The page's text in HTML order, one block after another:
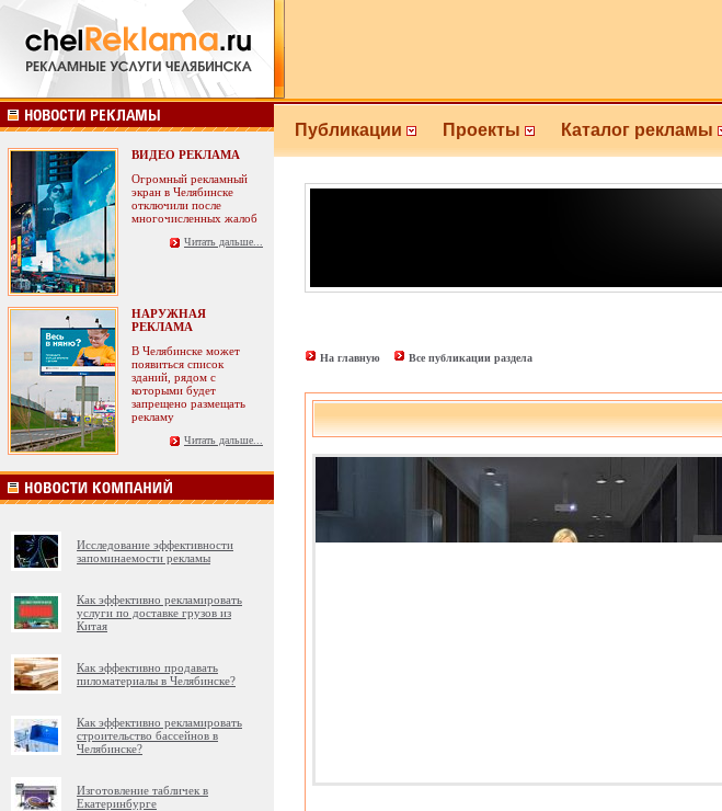
ВИДЕО РЕКЛАМА
Огромный рекламный
экран в Челябинске
отключили после
многочисленных жалоб
Читать дальше...
НАРУЖНАЯ
РЕКЛАМА
В Челябинске может
появиться список
зданий, рядом с
которыми будет
запрещено размещать
рекламу
Читать дальше...
Исследование эффективности
запоминаемости рекламы
Как эффективно рекламировать
услуги по доставке грузов из
Китая
Как эффективно продавать
пиломатериалы в Челябинске?
Как эффективно рекламировать
строительство бассейнов в
Челябинске?
Изготовление табличек в
Екатеринбурге
Публикации Проекты Каталог рекламы
На главную Все публикации раздела